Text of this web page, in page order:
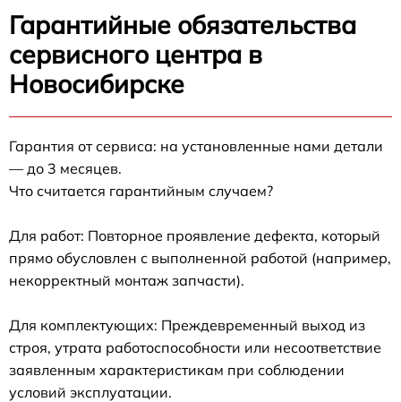
Гарантийные обязательства
сервисного центра в
Новосибирске
Гарантия от сервиса: на установленные нами детали
— до 3 месяцев.
Что считается гарантийным случаем?
Для работ: Повторное проявление дефекта, который
прямо обусловлен с выполненной работой (например,
некорректный монтаж запчасти).
Для комплектующих: Преждевременный выход из
строя, утрата работоспособности или несоответствие
заявленным характеристикам при соблюдении
условий эксплуатации.